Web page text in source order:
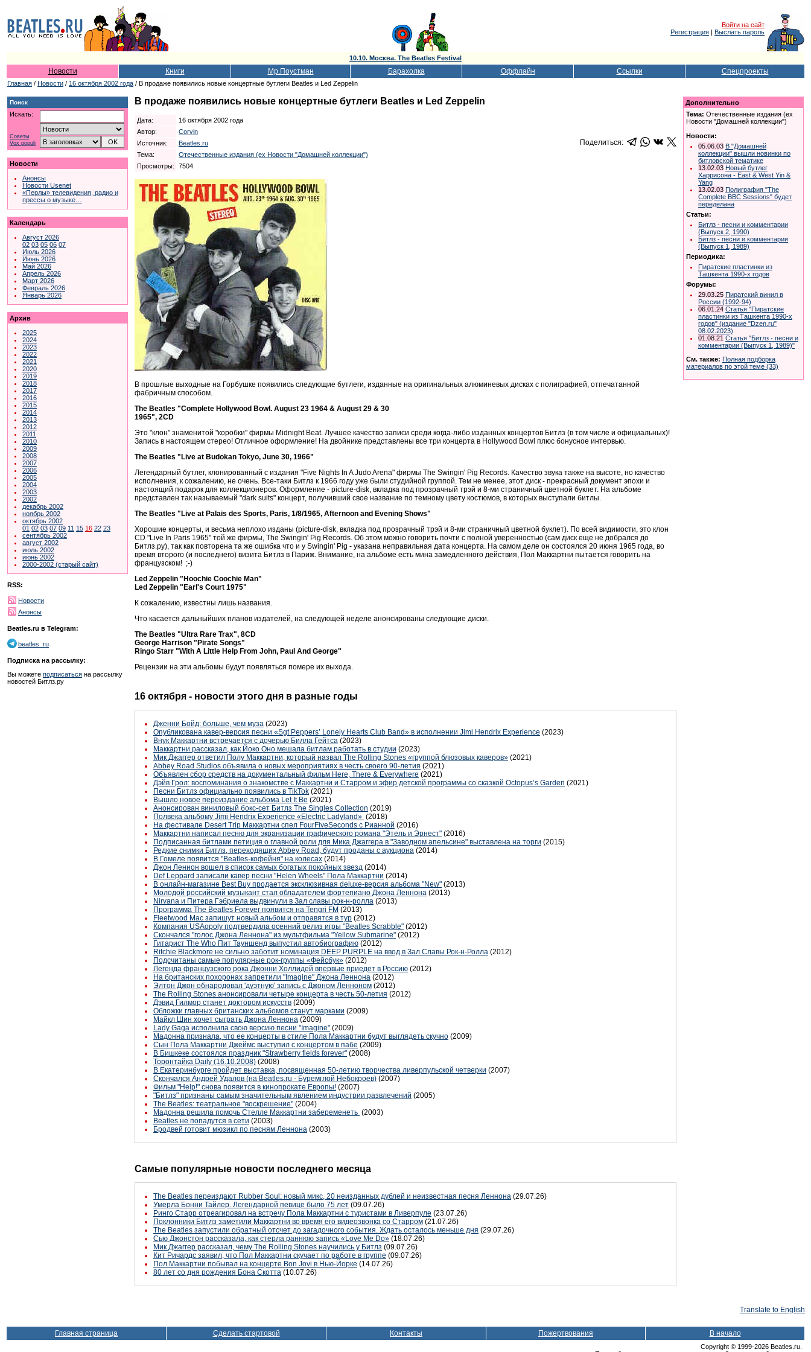
Войти на сайт
Регистрация | Выслать пароль
10.10. Москва. The Beatles Festival
Новости Книги Мр.Поустман Барахолка Оффлайн Ссылки Спецпроекты
Главная / Новости / 16 октября 2002 года / В продаже появились новые концертные бутлеги Beatles и Led Zeppelin
Поиск
Искать:
Советы
Vox populi
Новости
Анонсы
Новости Usenet
«Перлы» телевидения, радио и
прессы о музыке…
Календарь
Август 2026
02 03 05 06 07
Июль 2026
Июнь 2026
Май 2026
Апрель 2026
Март 2026
Февраль 2026
Январь 2026
Архив
2025
2024
2023
2022
2021
2020
2019
2018
2017
2016
2015
2014
2013
2012
2011
2010
2009
2008
2007
2006
2005
2004
2003
2002
декабрь 2002
ноябрь 2002
октябрь 2002
01 02 03 07 09 11 15 16 22 23
сентябрь 2002
август 2002
июль 2002
июнь 2002
2000-2002 (старый сайт)
RSS:
Новости
Анонсы
Beatles.ru в Telegram:
beatles_ru
Подписка на рассылку:
Вы можете подписаться на рассылку
новостей Битлз.ру
В продаже появились новые концертные бутлеги Beatles и Led Zeppelin
Дата:
16 октября 2002 года
Автор:
Corvin
Источник:
Beatles.ru
Тема:
Отечественные издания (ex Новости "Домашней коллекции")
Просмотры:
7504
Поделиться:
В прошлые выходные на Горбушке появились следующие бутлеги, изданные на оригинальных алюминевых дисках с полиграфией, отпечатанной
фабричным способом.
The Beatles "Сomplete Hollywood Bowl. August 23 1964 & August 29 & 30
1965", 2CD
Это "клон" знаменитой "коробки" фирмы Midnight Beat. Лучшее качество записи среди когда-либо изданных концертов Битлз (в том числе и официальных)!
Запись в настоящем стерео! Отличное оформление! На двойнике представлены все три концерта в Hollywood Bowl плюс бонусное интервью.
The Beatles "Live at Budokan Tokyo, June 30, 1966"
Легендарный бутлег, клонированный с издания "Five Nights In A Judo Arena" фирмы The Swingin' Pig Records. Качество звука также на высоте, но качество
исполнения, к сожалению, не очень. Все-таки Битлз к 1966 году уже были студийной группой. Тем не менее, этот диск - прекрасный документ эпохи и
настоящий подарок для коллекционеров. Оформление - picture-disk, вкладка под прозрачный трэй и 8-ми страничный цветной буклет. На альбоме
представлен так называемый "dark suits" концерт, получивший свое название по темному цвету костюмов, в которых выступали битлы.
The Beatles "Live at Palais des Sports, Paris, 1/8/1965, Afternoon and Evening Shows"
Хорошие концерты, и весьма неплохо изданы (picture-disk, вкладка под прозрачный трэй и 8-ми страничный цветной буклет). По всей видимости, это клон
CD "Live In Paris 1965" той же фирмы, The Swingin' Pig Records. Об этом можно говорить почти с полной уверенностью (сам диск еще не добрался до
Битлз.ру), так как повторена та же ошибка что и у Swingin' Pig - указана неправильная дата концерта. На самом деле он состоялся 20 июня 1965 года, во
время второго (и последнего) визита Битлз в Париж. Внимание, на альбоме есть мина замедленного действия, Пол Маккартни пытается говорить на
французском! ;-)
Led Zeppelin "Hoochie Coochie Man"
Led Zeppelin "Earl's Court 1975"
К сожалению, известны лишь названия.
Что касается дальныйших планов издателей, на следующей неделе анонсированы следующие диски.
The Beatles "Ultra Rare Trax", 8CD
George Harrison "Pirate Songs"
Ringo Starr "With A Little Help From John, Paul And George"
Рецензии на эти альбомы будут появляться помере их выхода.
16 октября - новости этого дня в разные годы
Дженни Бойд: больше, чем муза (2023)
Опубликована кавер-версия песни «Sgt Peppers’ Lonely Hearts Club Band» в исполнении Jimi Hendrix Experience (2023)
Внук Маккартни встречается с дочерью Билла Гейтса (2023)
Маккартни рассказал, как Йоко Оно мешала битлам работать в студии (2023)
Мик Джаггер ответил Полу Маккартни, который назвал The Rolling Stones «группой блюзовых каверов» (2021)
Abbey Road Studios объявила о новых мероприятиях в честь своего 90-летия (2021)
Объявлен сбор средств на документальный фильм Here, There & Everywhere (2021)
Дэйв Грол: воспоминания о знакомстве с Маккартни и Старром и эфир детской программы со сказкой Octopus’s Garden (2021)
Песни Битлз официально появились в TikTok (2021)
Вышло новое переиздание альбома Let It Be (2021)
Анонсирован виниловый бокс-сет Битлз The Singles Collection (2019)
Полвека альбому Jimi Hendrix Experience «Electric Ladyland» (2018)
На фестивале Desert Trip Маккартни спел FourFiveSeconds с Рианной (2016)
Маккартни написал песню для экранизации графического романа "Этель и Эрнест" (2016)
Подписанная битлами петиция о главной роли для Мика Джаггера в "Заводном апельсине" выставлена на торги (2015)
Редкие снимки Битлз, переходящих Abbey Road, будут проданы с аукциона (2014)
В Гомеле появится "Beatles-кофейня" на колесах (2014)
Джон Леннон вошел в список самых богатых покойных звезд (2014)
Def Leppard записали кавер песни "Helen Wheels" Пола Маккартни (2014)
В онлайн-магазине Best Buy продается эксклюзивная deluxe-версия альбома "New" (2013)
Молодой российский музыкант стал обладателем фортепиано Джона Леннона (2013)
Nirvana и Питера Гэбриела выдвинули в Зал славы рок-н-ролла (2013)
Программа The Beatles Forever появится на Tengri FM (2013)
Fleetwood Mac запишут новый альбом и отправятся в тур (2012)
Компания USAopoly подтвердила осенний релиз игры "Beatles Scrabble" (2012)
Скончался "голос Джона Леннона" из мультфильма "Yellow Submarine" (2012)
Гитарист The Who Пит Тауншенд выпустил автобиографию (2012)
Ritchie Blackmore не сильно заботит номинация DEEP PURPLE на ввод в Зал Славы Рок-н-Ролла (2012)
Подсчитаны самые популярные рок-группы «Фейсбук» (2012)
Легенда французского рока Джонни Холлидей впервые приедет в Россию (2012)
На британских похоронах запретили "Imagine" Джона Леннона (2012)
Элтон Джон обнародовал 'дуэтную' запись с Джоном Ленноном (2012)
The Rolling Stones анонсировали четыре концерта в честь 50-летия (2012)
Дэвид Гилмор станет доктором искусств (2009)
Обложки главных британских альбомов станут марками (2009)
Майкл Шин хочет сыграть Джона Леннона (2009)
Lady Gaga исполнила свою версию песни "Imagine" (2009)
Мадонна признала, что ее концерты в стиле Пола Маккартни будут выглядеть скучно (2009)
Сын Пола Маккартни Джеймс выступил с концертом в пабе (2009)
В Бишкеке состоялся праздник "Strawberry fields forever" (2008)
Торонтайка Daily (16.10.2008) (2008)
В Екатеринбурге пройдет выставка, посвященная 50-летию творчества ливерпульской четверки (2007)
Скончался Андрей Удалов (на Beatles.ru - Буремглой Небокроев) (2007)
Фильм "Help!" снова появится в кинопрокате Европы! (2007)
"Битлз" признаны самым значительным явлением индустрии развлечений (2005)
The Beatles: театральное "воскрешение" (2004)
Мадонна решила помочь Стелле Маккартни забеременеть (2003)
Beatles не попадутся в сети (2003)
Бродвей готовит мюзикл по песням Леннона (2003)
Самые популярные новости последнего месяца
The Beatles переиздают Rubber Soul: новый микс, 20 неизданных дублей и неизвестная песня Леннона (29.07.26)
Умерла Бонни Тайлер. Легендарной певице было 75 лет (09.07.26)
Ринго Старр отреагировал на встречу Пола Маккартни с туристами в Ливерпуле (23.07.26)
Поклонники Битлз заметили Маккартни во время его видеозвонка со Старром (21.07.26)
The Beatles запустили обратный отсчет до загадочного события. Ждать осталось меньше дня (29.07.26)
Сью Джонстон рассказала, как стерла раннюю запись «Love Me Do» (18.07.26)
Мик Джаггер рассказал, чему The Rolling Stones научились у Битлз (09.07.26)
Кит Ричардс заявил, что Пол Маккартни скучает по работе в группе (09.07.26)
Пол Маккартни побывал на концерте Bon Jovi в Нью-Йорке (14.07.26)
80 лет со дня рождения Бона Скотта (10.07.26)
Дополнительно
Тема: Отечественные издания (ex
Новости "Домашней коллекции")
Новости:
05.06.03 В "Домашней
коллекции" вышли новинки по
битловской тематике
13.02.03 Новый бутлег
Харрисона - East & West Yin &
Yang
13.02.03 Полиграфия "The
Complete BBC Sessions" будет
переделана
Статьи:
Битлз - песни и комментарии
(Выпуск 2, 1990)
Битлз - песни и комментарии
(Выпуск 1, 1989)
Периодика:
Пиратские пластинки из
Ташкента 1990-х годов
Форумы:
29.03.25 Пиратский винил в
России (1992-94)
06.01.24 Статья "Пиратские
пластинки из Ташкента 1990-х
годов" (издание "Dzen.ru"
08.02.2023)
01.08.21 Статья "Битлз - песни и
комментарии (Выпуск 1, 1989)"
См. также: Полная подборка
материалов по этой теме (33)
Translate to English
Главная страница Сделать стартовой Контакты Пожертвования В начало
Copyright © 1999-2026 Beatles.ru.